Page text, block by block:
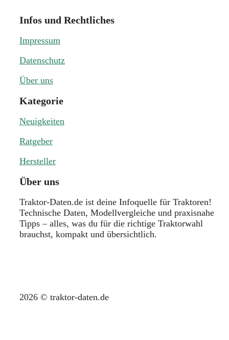
Infos und Rechtliches
Impressum
Datenschutz
Über uns
Kategorie
Neuigkeiten
Ratgeber
Hersteller
Über uns
Traktor-Daten.de ist deine Infoquelle für Traktoren!
Technische Daten, Modellvergleiche und praxisnahe
Tipps – alles, was du für die richtige Traktorwahl
brauchst, kompakt und übersichtlich.
2026 © traktor-daten.de